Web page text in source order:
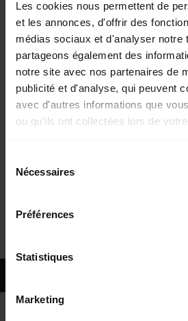
Les cookies nous permettent de
et les annonces, d'offrir des
médias sociaux et d'analyser notre
partageons également des
notre site avec nos partenaires de
publicité et d'analyse, qui peuvent
avec d'autres informations que
ou qu'ils ont collectées lors de
Nécessaires
Préférences
Statistiques
Marketing
Questions
Documents